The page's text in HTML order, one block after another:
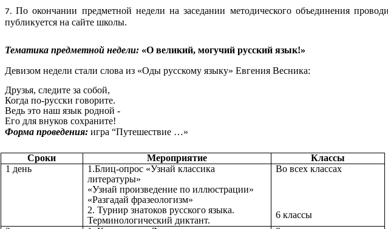
По окончании предметной недели на заседании методического объединения
публикуется на сайте школы.
Тематика предметной недели: «О великий, могучий русский язык!»
Девизом недели стали слова из «Оды русскому языку» Евгения Весника:
Друзья, следите за собой,
Когда по-русски говорите.
Ведь это наш язык родной -
Его для внуков сохраните!
Форма проведения: игра “Путешествие …»
Сроки Мероприятие
Классы
1 день
1.Блиц-опрос «Узнай классика
литературы»
«Узнай произведение по иллюстрации»
«Разгадай фразеологизм»
2. Турнир знатоков русского языка.
Терминологический диктант.
Во всех классах
6 классы